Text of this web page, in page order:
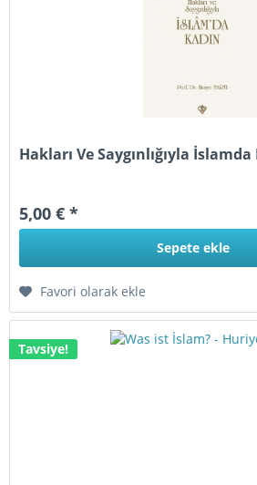
Hakları Ve Saygınlığıyla
5,00 € *
Sepete ekle
Favori olarak ekle
Tavsiye!